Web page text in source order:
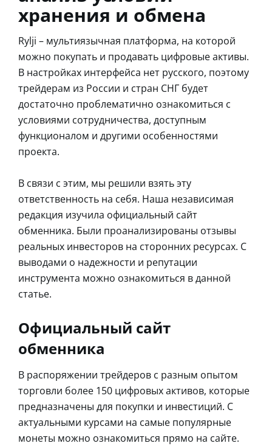
хранения и обмена
Rylji – мультиязычная платформа, на которой
можно покупать и продавать цифровые активы.
В настройках интерфейса нет русского, поэтому
трейдерам из России и стран СНГ будет
достаточно проблематично ознакомиться с
условиями сотрудничества, доступным
функционалом и другими особенностями
проекта.
В связи с этим, мы решили взять эту
ответственность на себя. Наша независимая
редакция изучила официальный сайт
обменника. Были проанализированы отзывы
реальных инвесторов на сторонних ресурсах. С
выводами о надежности и репутации
инструмента можно ознакомиться в данной
статье.
Официальный сайт
обменника
В распоряжении трейдеров с разным опытом
торговли более 150 цифровых активов, которые
предназначены для покупки и инвестиций. С
актуальными курсами на самые популярные
монеты можно ознакомиться прямо на сайте.